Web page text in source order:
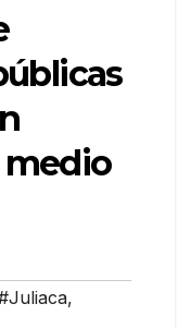
medio
,